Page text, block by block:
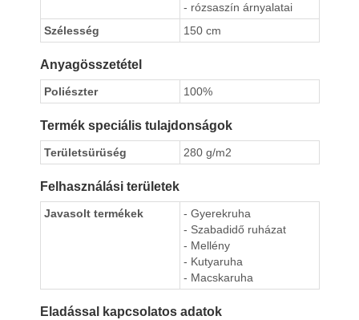
- rózsaszín árnyalatai
Szélesség
150 cm
Anyagösszetétel
Poliészter 100%
Termék speciális tulajdonságok
Területsürüség 280 g/m2
Felhasználási területek
Javasolt termékek
- Gyerekruha
- Szabadidő ruházat
- Mellény
- Kutyaruha
- Macskaruha
Eladással kapcsolatos adatok